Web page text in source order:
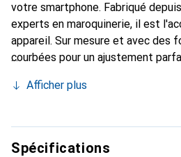
votre smartphone. Fabriqué
experts en maroquinerie, il est
appareil. Sur mesure et avec des
courbées pour un ajustement
marque Noreve est reconnue
le client exigeant.
Afficher plus
Spécifications